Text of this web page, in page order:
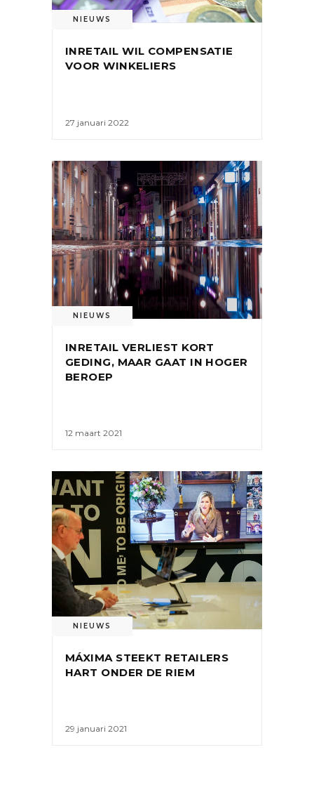
NIEUWS
INRETAIL WIL COMPENSATIE
VOOR WINKELIERS
27 januari 2022
NIEUWS
INRETAIL VERLIEST KORT
GEDING, MAAR GAAT IN HOGER
BEROEP
12 maart 2021
NIEUWS
MÁXIMA STEEKT RETAILERS
HART ONDER DE RIEM
29 januari 2021